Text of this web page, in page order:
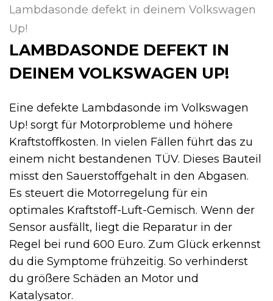
Lambdasonde defekt in deinem Volkswagen
Up!
LAMBDASONDE DEFEKT IN
DEINEM VOLKSWAGEN UP!
Eine defekte Lambdasonde im Volkswagen
Up! sorgt für Motorprobleme und höhere
Kraftstoffkosten. In vielen Fällen führt das zu
einem nicht bestandenen TÜV. Dieses Bauteil
misst den Sauerstoffgehalt in den Abgasen.
Es steuert die Motorregelung für ein
optimales Kraftstoff-Luft-Gemisch. Wenn der
Sensor ausfällt, liegt die Reparatur in der
Regel bei rund 600 Euro. Zum Glück erkennst
du die Symptome frühzeitig. So verhinderst
du größere Schäden an Motor und
Katalysator.